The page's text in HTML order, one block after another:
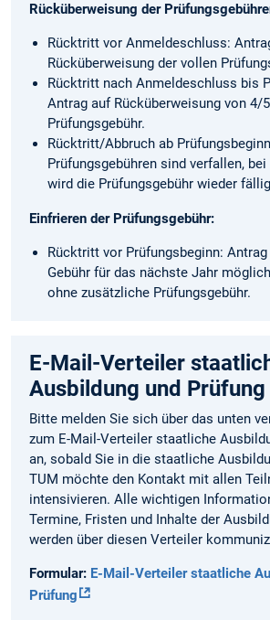
Rücküberweisung der
Rücktritt vor Anmeldeschluss:
Rücküberweisung der vollen
Rücktritt nach Anmeldeschluss bis
Antrag auf Rücküberweisung von 4/
Prüfungsgebühr.
Rücktritt/Abbruch ab
Prüfungsgebühren sind verfallen,
wird die Prüfungsgebühr wieder
Einfrieren der Prüfungsgebühr:
Rücktritt vor Prüfungsbeginn:
Gebühr für das nächste Jahr
ohne zusätzliche Prüfungsgebühr.
E-Mail-Verteiler
Ausbildung und Prüfung
Bitte melden Sie sich über das unten
zum E-Mail-Verteiler staatliche
an, sobald Sie in die staatliche
TUM möchte den Kontakt mit allen
intensivieren. Alle wichtigen
Termine, Fristen und Inhalte der
werden über diesen Verteiler
Formular: E-Mail-Verteiler staatliche
Prüfung